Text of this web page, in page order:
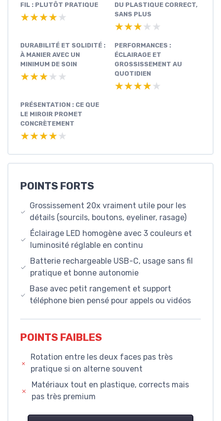
FIL : PLUTÔT PRATIQUE
★★★★★
★★★★★
DU PLASTIQUE CORRECT,
SANS PLUS
★★★★★
★★★★★
DURABILITÉ ET SOLIDITÉ :
À MANIER AVEC UN
MINIMUM DE SOIN
★★★★★
★★★★★
PERFORMANCES :
ÉCLAIRAGE ET
GROSSISSEMENT AU
QUOTIDIEN
★★★★★
★★★★★
PRÉSENTATION : CE QUE
LE MIROIR PROMET
CONCRÈTEMENT
★★★★★
★★★★★
POINTS FORTS
Grossissement 20x vraiment utile pour les
détails (sourcils, boutons, eyeliner, rasage)
Éclairage LED homogène avec 3 couleurs et
luminosité réglable en continu
Batterie rechargeable USB-C, usage sans fil
pratique et bonne autonomie
Base avec petit rangement et support
téléphone bien pensé pour appels ou vidéos
POINTS FAIBLES
Rotation entre les deux faces pas très
pratique si on alterne souvent
Matériaux tout en plastique, corrects mais
pas très premium